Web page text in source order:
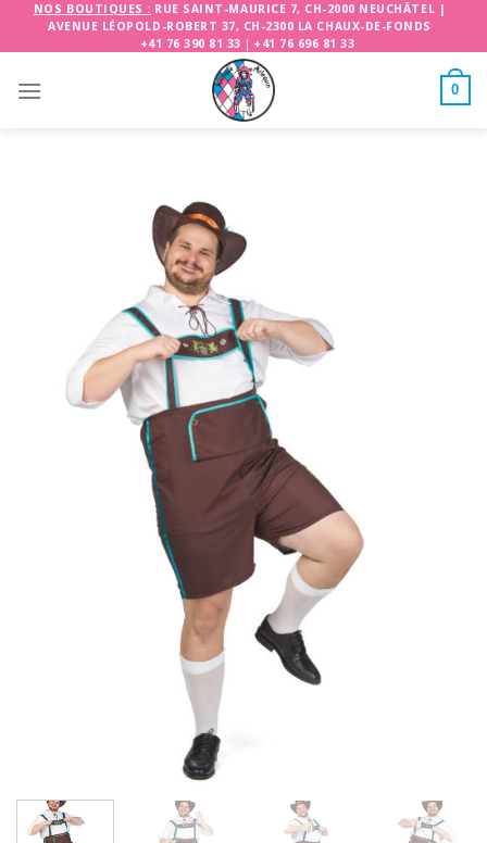
NOS BOUTIQUES : RUE SAINT-MAURICE 7, CH-2000 NEUCHÂTEL |
AVENUE LÉOPOLD-ROBERT 37, CH-2300 LA CHAUX-DE-FONDS
+41 76 390 81 33 | +41 76 696 81 33
0